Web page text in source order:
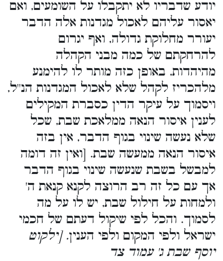
יודע שדבריו לא יתקבלו על השומעים, ואם
יאסור עליהם לאכול מגדנות אלה הדבר
יעורר מחלוקת גדולה, ואף יגרום
להרחקתם של כמה מבני הקהלה
מהיהדות, באופן כזה מותר לו להימנע
מלהכריז לקהל שלא לאכול המגדנות הנ''ל,
ויסמוך על עיקר הדין כסברת המקילים
לענין איסור הנאה ממלאכת שבת, שכל
שלא נעשה שינוי בגוף הדבר, אין בזה
איסור הנאה ממעשה שבת. [ואין זה דומה
למבשל בשבת שנעשה שינוי בגוף הדבר
אך עם כל זה רב הרוצה לקנא קנאת ה'
ולמחות על חילול שבת, יש לו על מה
לסמוך. והכל לפי שיקול דעתם של חכמי
ישראל ולפי המקום ולפי הענין. [ילקוט
יוסף שבת ג' עמוד צד